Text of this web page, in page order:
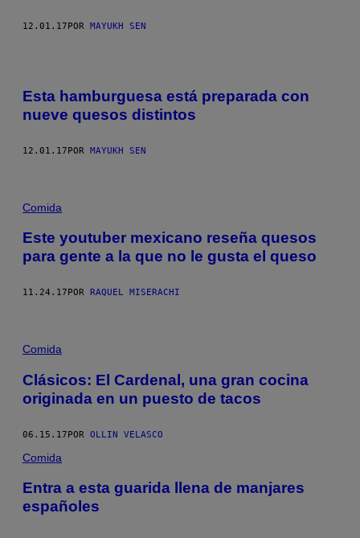
12.01.17 POR MAYUKH SEN
Esta hamburguesa está preparada con
nueve quesos distintos
12.01.17POR MAYUKH SEN
Comida
Este youtuber mexicano reseña quesos
para gente a la que no le gusta el queso
11.24.17 POR RAQUEL MISERACHI
Comida
Clásicos: El Cardenal, una gran cocina
originada en un puesto de tacos
06.15.17POR OLLIN VELASCO
Comida
Entra a esta guarida llena de manjares
españoles